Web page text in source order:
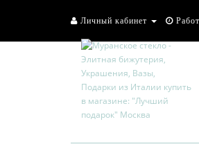
Личный кабинет